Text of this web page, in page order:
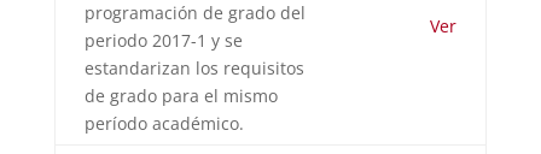
programación de grado del
periodo 2017-1 y se
estandarizan los requisitos
de grado para el mismo
período académico.
Ver